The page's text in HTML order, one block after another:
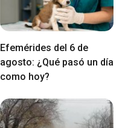
Efemérides del 6 de
agosto: ¿Qué pasó un día
como hoy?